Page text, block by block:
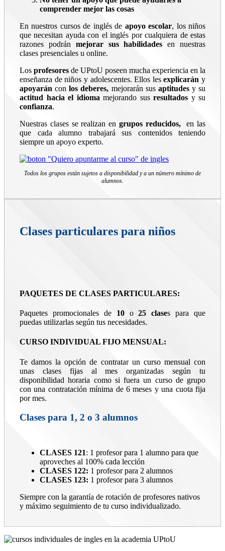
comprender mejor las cosas
En nuestros cursos de inglés de apoyo escolar, los niños
que necesitan ayuda con el inglés por cualquiera de estas
razones podrán mejorar sus habilidades en nuestras
clases presenciales u online.
Los profesores de UPtoU poseen mucha experiencia en la
enseñanza de niños y adolescentes. Ellos lesexplicarán y
apoyarán con los deberes, mejorarán sus aptitudesy su
actitud hacia el idioma mejorando sus resultados y su
confianza.
Nuestras clases se realizan en grupos reducidos,
en las
que cada alumno trabajará sus contenidos teniendo
siempre un apoyo experto.
Todos los grupos están sujetos a disponibilidad y a un número mínimo de
alumnos.
Clases particulares para niños
PAQUETES DE CLASES PARTICULARES:
Paquetes promocionales de 10o25 clases para que
puedas utilizarlas según tus necesidades.
CURSO INDIVIDUAL FIJO MENSUAL:
Te damos la opción de contratar un curso mensual con
unas clases fijas al mes organizadas según tu
disponibilidad horaria como si fuera un curso de grupo
con una contratación mínima de 6 meses y una cuota fija
por mes.
Clases para 1, 2 o 3 alumnos
CLASES 121: 1 profesor para 1 alumno para que
aproveches al 100% cada lección
CLASES 122: 1 profesor para 2 alumnos
CLASES 123: 1 profesor para 3 alumnos
Siempre con la garantía de rotación de profesores nativos
y máximo seguimiento de tu curso individualizado.